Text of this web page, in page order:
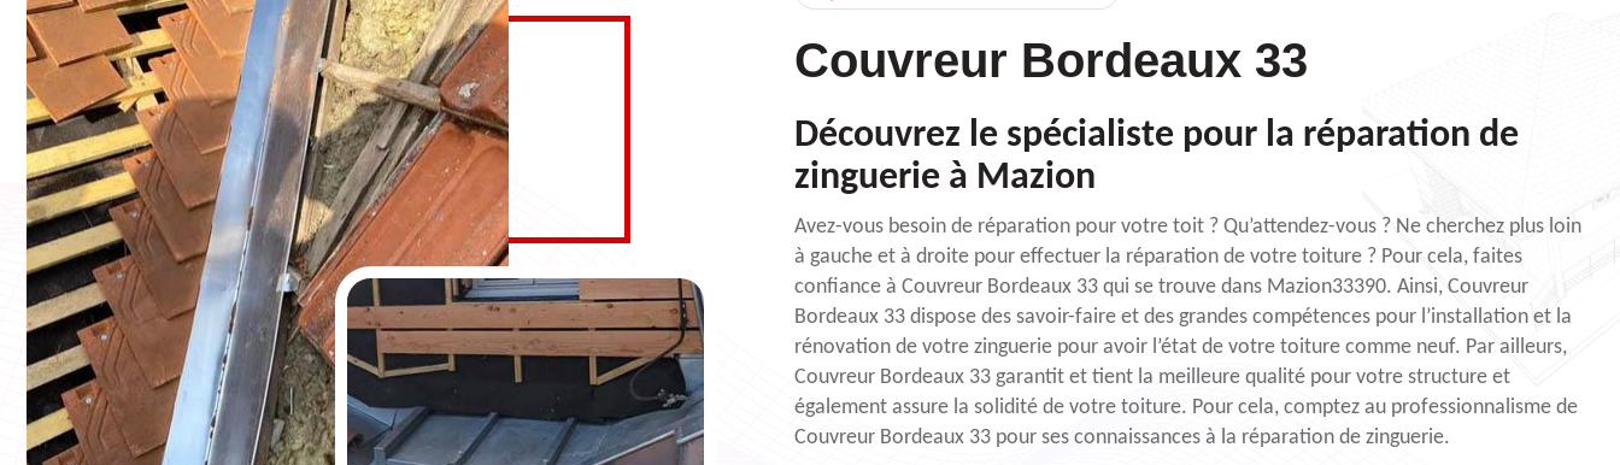
Couvreur Bordeaux 33
Découvrez le spécialiste pour la réparation de
zinguerie à Mazion
Avez-vous besoin de réparation pour votre toit ? Qu’attendez-vous ? Ne cherchez plus loin
à gauche et à droite pour effectuer la réparation de votre toiture ? Pour cela, faites
confiance à Couvreur Bordeaux 33 qui se trouve dans Mazion33390. Ainsi, Couvreur
Bordeaux 33 dispose des savoir-faire et des grandes compétences pour l’installation et la
rénovation de votre zinguerie pour avoir l’état de votre toiture comme neuf. Par ailleurs,
Couvreur Bordeaux 33 garantit et tient la meilleure qualité pour votre structure et
également assure la solidité de votre toiture. Pour cela, comptez au professionnalisme de
Couvreur Bordeaux 33 pour ses connaissances à la réparation de zinguerie.